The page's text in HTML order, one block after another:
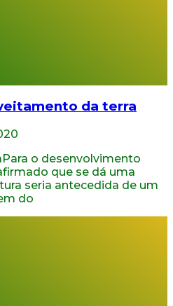
da terra
o desenvolvimento
que se dá uma
seria antecedida de um
do